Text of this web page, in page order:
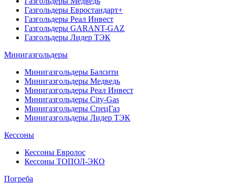
Газгольдеры Евростандарт+
Газгольдеры Реал Инвест
Газгольдеры GARANT-GAZ
Газгольдеры Лидер ТЭК
Минигазгольдеры
Минигазгольдеры Балсити
Минигазгольдеры Медведь
Минигазгольдеры Реал Инвест
Минигазгольдеры City-Gas
Минигазгольдеры СпецГаз
Минигазгольдеры Лидер ТЭК
Кессоны
Кессоны Евролос
Кессоны ТОПОЛ-ЭКО
Погребa